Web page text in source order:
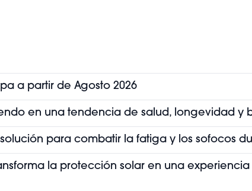
a partir de Agosto 2026
en una tendencia de salud, longevidad y
para combatir la fatiga y los sofocos
la protección solar en una